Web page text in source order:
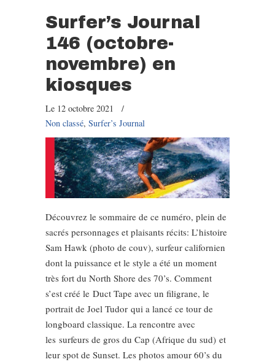
Surfer’s Journal
146 (octobre-
novembre) en
kiosques
Le 12 octobre 2021
/
Non classé, Surfer’s Journal
Découvrez le sommaire de ce numéro, plein de
sacrés personnages et plaisants récits: L’histoire
Sam Hawk (photo de couv), surfeur californien
dont la puissance et le style a été un moment
très fort du North Shore des 70’s. Comment
s’est créé le Duct Tape avec un filigrane, le
portrait de Joel Tudor qui a lancé ce tour de
longboard classique. La rencontre avec
les surfeurs de gros du Cap (Afrique du sud) et
leur spot de Sunset. Les photos amour 60’s du